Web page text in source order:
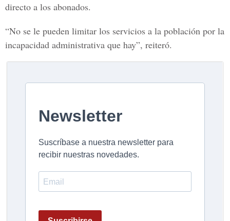
directo a los abonados.
“No se le pueden limitar los servicios a la población por la
incapacidad administrativa que hay”, reiteró.